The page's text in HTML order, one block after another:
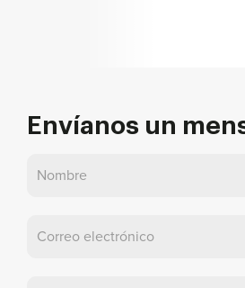
Envíanos un
Póngase
contacto